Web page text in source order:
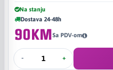
Na stanju
Dostava 24-48h
90KMSa PDV-om
- +